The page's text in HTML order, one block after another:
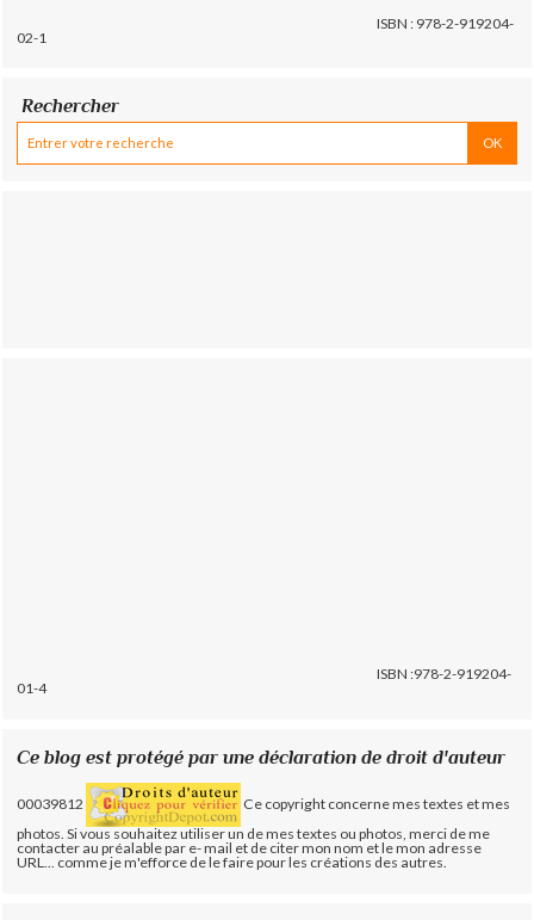
ISBN : 978-2-919204-
02-1
Rechercher
ISBN :978-2-919204-
01-4
Ce blog est protégé par une déclaration de droit d'auteur
00039812
Ce copyright concerne mes textes et mes
photos. Si vous souhaitez utiliser un de mes textes ou photos, merci de me
contacter au préalable par e- mail et de citer mon nom et le mon adresse
URL... comme je m'efforce de le faire pour les créations des autres.